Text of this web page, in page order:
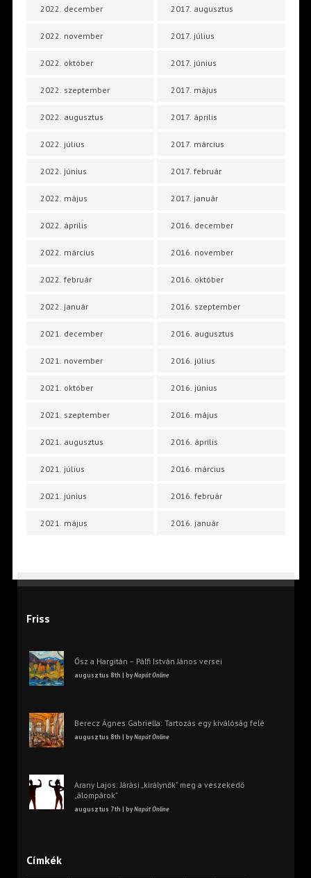
2022. december
2022. november
2022. október
2022. szeptember
2022. augusztus
2022. július
2022. június
2022. május
2022. április
2022. március
2022. február
2022. január
2021. december
2021. november
2021. október
2021. szeptember
2021. augusztus
2021. július
2021. június
2021. május
2017. augusztus
2017. július
2017. június
2017. május
2017. április
2017. március
2017. február
2017. január
2016. december
2016. november
2016. október
2016. szeptember
2016. augusztus
2016. július
2016. június
2016. május
2016. április
2016. március
2016. február
2016. január
Friss
Ősz a Hargitán – Pálfi István János versei
augusztus 8th | byNapút Online
Berecz Ágnes Gabriella: Tartozás egy kiválóság felé
augusztus 8th | byNapút Online
Arany Lajos: Járási „királynők” meg a veszekedő
„álompárok”
augusztus 7th | byNapút Online
Címkék